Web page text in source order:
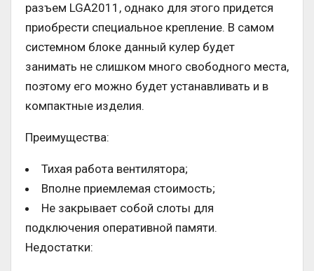
разъем LGA2011, однако для этого придется
приобрести специальное крепление. В самом
системном блоке данный кулер будет
занимать не слишком много свободного места,
поэтому его можно будет устанавливать и в
компактные изделия.
Преимущества:
Тихая работа вентилятора;
Вполне приемлемая стоимость;
Не закрывает собой слоты для
подключения оперативной памяти.
Недостатки: